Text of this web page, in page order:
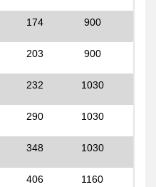
174 900
203 900
232 1030
290 1030
348 1030
406 1160